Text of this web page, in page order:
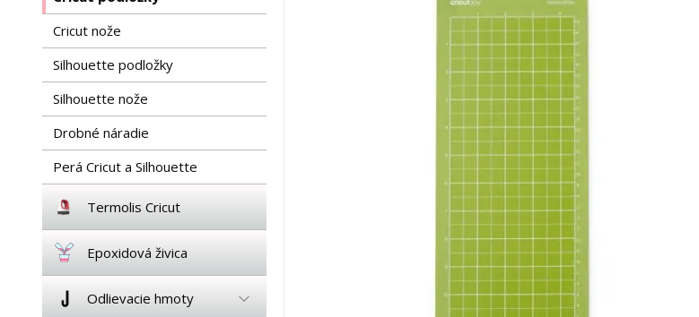
Cricut nože
Silhouette podložky
Silhouette nože
Drobné náradie
Perá Cricut a Silhouette
Termolis Cricut
Epoxidová živica
Odlievacie hmoty